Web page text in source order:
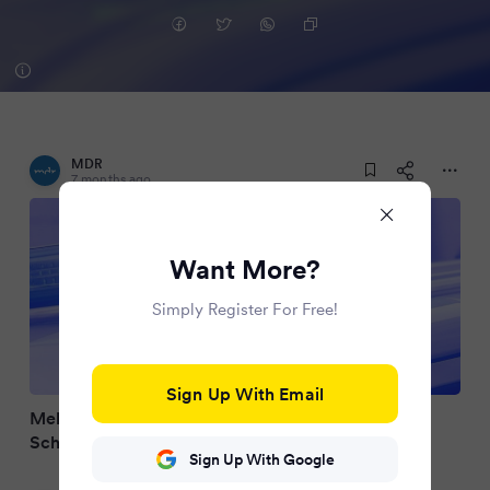
MDR
7 months ago
Mehr als 60 Leute Menschenmenge wirft mit
Schneebällen auf Polizei im Einsatz
Want More?
Simply Register For Free!
Sign Up With Email
Sign Up With Google